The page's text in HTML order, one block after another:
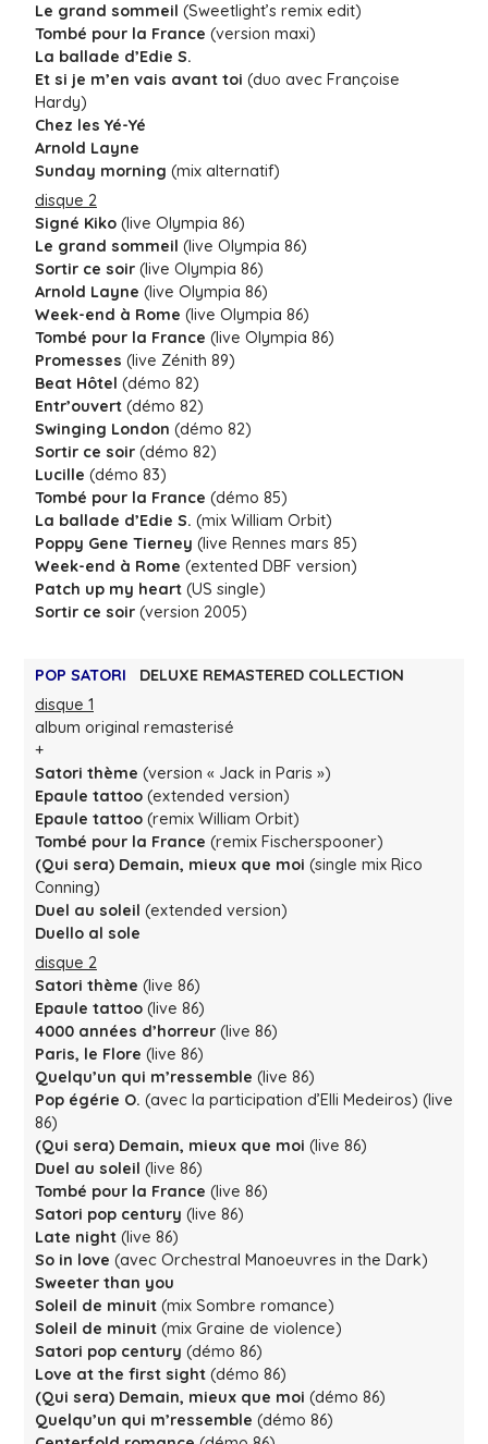
Le grand sommeil (Sweetlight’s remix edit)
Tombé pour la France (version maxi)
La ballade d’Edie S.
Et si je m’en vais avant toi (duo avec Françoise
Hardy)
Chez les Yé-Yé
Arnold Layne
Sunday morning (mix alternatif)
disque 2
Signé Kiko (live Olympia 86)
Le grand sommeil (live Olympia 86)
Sortir ce soir (live Olympia 86)
Arnold Layne (live Olympia 86)
Week-end à Rome (live Olympia 86)
Tombé pour la France (live Olympia 86)
Promesses (live Zénith 89)
Beat Hôtel (démo 82)
Entr’ouvert (démo 82)
Swinging London (démo 82)
Sortir ce soir (démo 82)
Lucille (démo 83)
Tombé pour la France (démo 85)
La ballade d’Edie S. (mix William Orbit)
Poppy Gene Tierney (live Rennes mars 85)
Week-end à Rome (extented DBF version)
Patch up my heart (US single)
Sortir ce soir (version 2005)
POP SATORI DELUXE REMASTERED COLLECTION
disque 1
album original remasterisé
+
Satori thème (version « Jack in Paris »)
Epaule tattoo (extended version)
Epaule tattoo (remix William Orbit)
Tombé pour la France (remix Fischerspooner)
(Qui sera) Demain, mieux que moi (single mix Rico
Conning)
Duel au soleil (extended version)
Duello al sole
disque 2
Satori thème (live 86)
Epaule tattoo (live 86)
4000 années d’horreur (live 86)
Paris, le Flore (live 86)
Quelqu’un qui m’ressemble (live 86)
Pop égérie O. (avec la participation d’Elli Medeiros) (live
86)
(Qui sera) Demain, mieux que moi (live 86)
Duel au soleil (live 86)
Tombé pour la France (live 86)
Satori pop century (live 86)
Late night (live 86)
So in love (avec Orchestral Manoeuvres in the Dark)
Sweeter than you
Soleil de minuit (mix Sombre romance)
Soleil de minuit (mix Graine de violence)
Satori pop century (démo 86)
Love at the first sight (démo 86)
(Qui sera) Demain, mieux que moi (démo 86)
Quelqu’un qui m’ressemble (démo 86)